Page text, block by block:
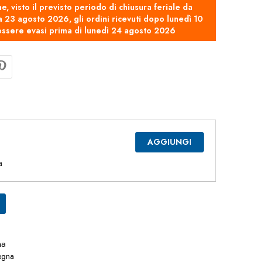
visto il previsto periodo di chiusura feriale da
23 agosto 2026, gli ordini ricevuti dopo lunedì 10
evasi prima di lunedì 24 agosto 2026
AGGIUNGI